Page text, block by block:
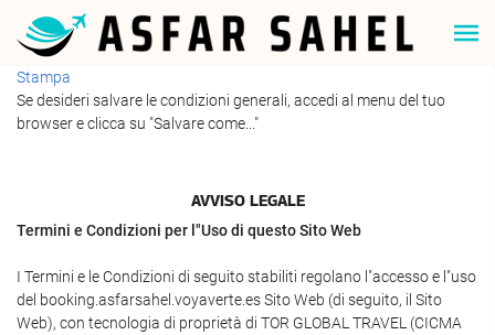
Stampa
Se desideri salvare le condizioni generali, accedi al menu del tuo
browser e clicca su "Salvare come..."
AVVISO LEGALE
Termini e Condizioni per l"Uso di questo Sito Web
I Termini e le Condizioni di seguito stabiliti regolano l"accesso e l"uso
del booking.asfarsahel.voyaverte.es Sito Web (di seguito, il Sito
Web), con tecnologia di proprietà di TOR GLOBAL TRAVEL (CICMA